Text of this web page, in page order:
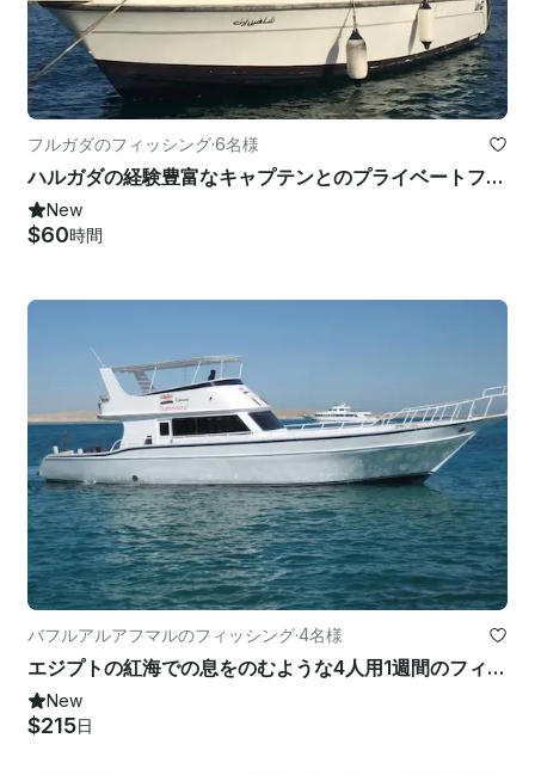
フルガダのフィッシング·6名様
ハルガダの経験豊富なキャプテンとのプライベートフィッシングチャーター
New
$60時間
バフルアルアフマルのフィッシング·4名様
エジプトの紅海での息をのむような4人用1週間のフィッシングサファリ
New
$215日